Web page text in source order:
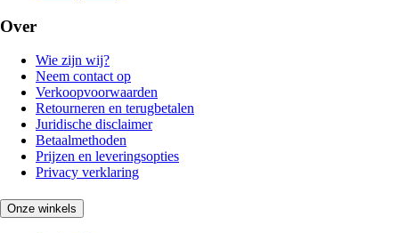
Over
Wie zijn wij?
Neem contact op
Verkoopvoorwaarden
Retourneren en terugbetalen
Juridische disclaimer
Betaalmethoden
Prijzen en leveringsopties
Privacy verklaring
Onze winkels